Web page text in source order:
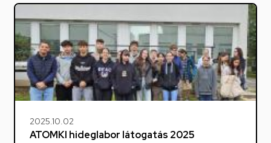
2025.10.02
ATOMKI hideglabor látogatás 2025